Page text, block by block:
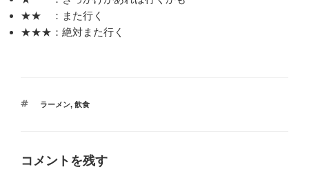
★★ ：また行く
★★★：絶対また行く
タ
ラーメン, 飲食
コメントを残す